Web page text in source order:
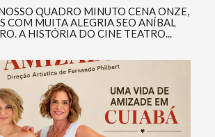
QUADRO MINUTO CENA ONZE,
COM MUITA ALEGRIA SEO ANÍBAL
A HISTÓRIA DO CINE TEATRO...